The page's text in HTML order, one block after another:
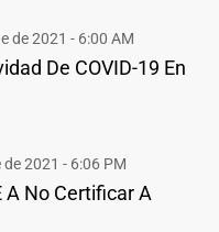
de 2021 - 6:00 AM
De COVID-19 En
2021 - 6:06 PM
A No Certificar A